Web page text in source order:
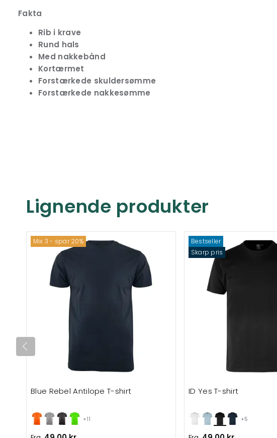
Fakta
Rib i krave
Rund hals
Med nakkebånd
Kortærmet
Forstærkede skuldersømme
Forstærkede nakkesømme
Lignende produkter
Mix 3 - spar 20%
+11
Blue Rebel Antilope T-shirt
Bestseller
Skarp pris
+5
ID Yes T-shirt